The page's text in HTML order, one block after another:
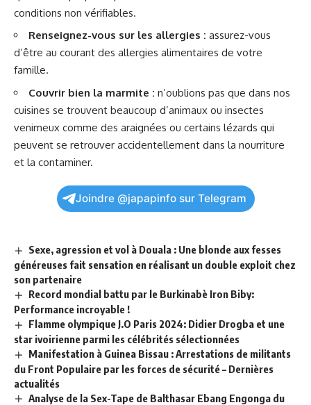
conditions non vérifiables.
Renseignez-vous sur les allergies : assurez-vous
d’être au courant des allergies alimentaires de votre
famille.
Couvrir bien la marmite : n’oublions pas que dans nos
cuisines se trouvent beaucoup d’animaux ou insectes
venimeux comme des araignées ou certains lézards qui
peuvent se retrouver accidentellement dans la nourriture
et la contaminer.
Joindre @japapinfo sur Telegram
Sexe, agression et vol à Douala : Une blonde aux fesses
généreuses fait sensation en réalisant un double exploit chez
son partenaire
Record mondial battu par le Burkinabè Iron Biby:
Performance incroyable !
Flamme olympique J.O Paris 2024: Didier Drogba et une
star ivoirienne parmi les célébrités sélectionnées
Manifestation à Guinea Bissau : Arrestations de militants
du Front Populaire par les forces de sécurité – Dernières
actualités
Analyse de la Sex-Tape de Balthasar Ebang Engonga du